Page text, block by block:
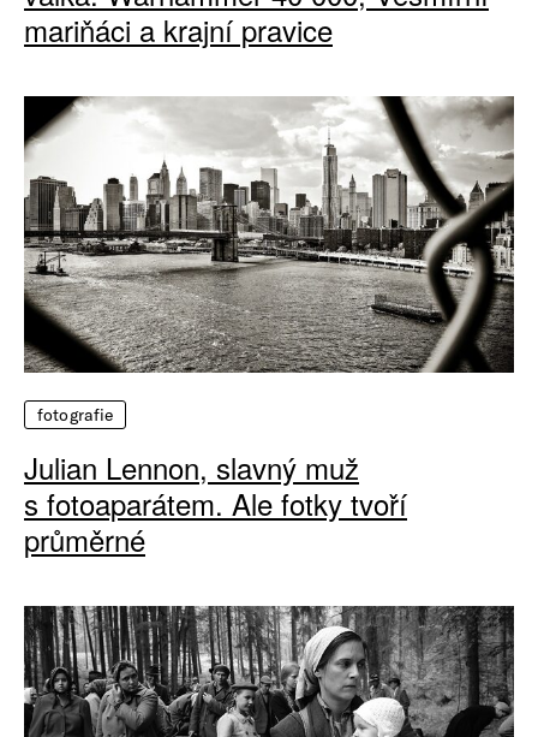
mariňáci a krajní pravice
fotografie
Julian Lennon, slavný muž
s fotoaparátem. Ale fotky tvoří
průměrné